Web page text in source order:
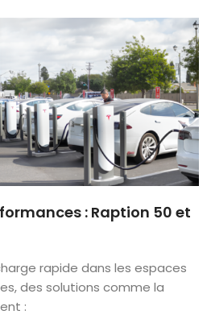
: Raption 50 et
rapide dans les espaces
des solutions comme la
: